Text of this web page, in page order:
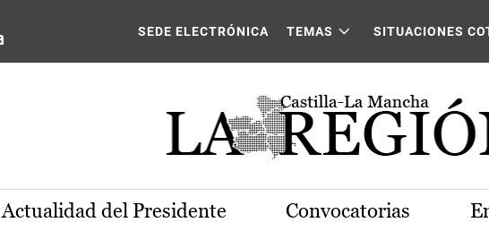
SEDE ELECTRÓNICA TEMAS SITUACIONES
Actualidad del Presidente Convocatorias